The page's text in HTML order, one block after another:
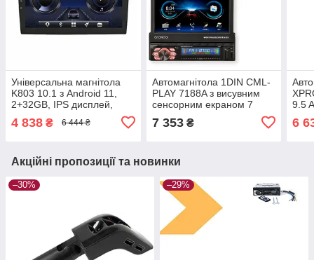
Універсальна магнітола
K803 10.1 з Android 11,
2+32GB, IPS дисплей,
Bluetooth, GPS (42449-
4 838 ₴ 6 444 ₴
Автомагнітола 1DIN CML-
PLAY 7188A з висувним
сенсорним екраном 7
дюймів, Android 9.0, GPS,
BT, WI-FI, USB, AUX від
7 353₴
9.5
6
Акційні пропозиції та новинки
–30% –29%